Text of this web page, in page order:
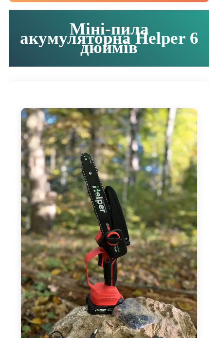
Міні-пила
акумуляторна Helper 6
дюймів